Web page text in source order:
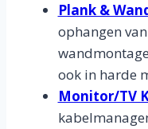
Plank &
ophangen
ook in harde
Monitor/TV